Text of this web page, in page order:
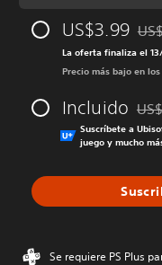
US$3.99
La oferta finaliza el
Precio más bajo en
Incluido
Suscríbete a
juego y mucho
Se requiere PS Plus